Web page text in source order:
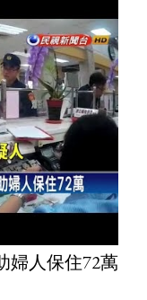
婦人保住72萬